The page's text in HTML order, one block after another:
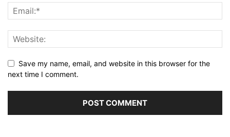
Save my name, email, and website in this browser for the
next time I comment.